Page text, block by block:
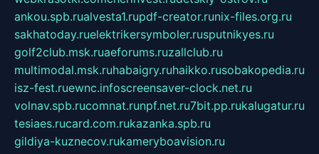
ankou.spb.rualvesta1.rupdf-creator.runix-files.org.ru
sakhatoday.ruelektrikersymboler.rusputnikyes.ru
golf2club.msk.ruaeforums.ruzallclub.ru
multimodal.msk.ruhabaigry.ruhaikko.rusobakopedia.ru
isz-fest.ruewnc.infoscreensaver-clock.net.ru
volnav.spb.rucomnat.runpf.net.ru7bit.pp.rukalugatur.ru
tesiaes.rucard.com.rukazanka.spb.ru
gildiya-kuznecov.rukameryboavision.ru